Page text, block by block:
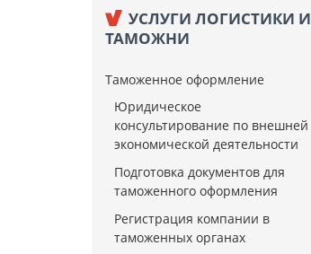
УСЛУГИ ЛОГИСТИКИ И
ТАМОЖНИ
Таможенное оформление
Юридическое
консультирование по внешней
экономической деятельности
Подготовка документов для
таможенного оформления
Регистрация компании в
таможенных органах